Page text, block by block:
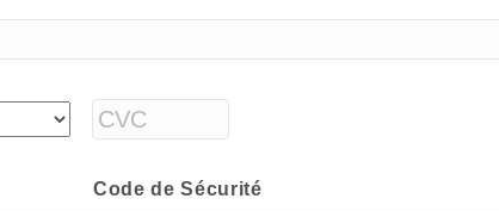
Code de Sécurité